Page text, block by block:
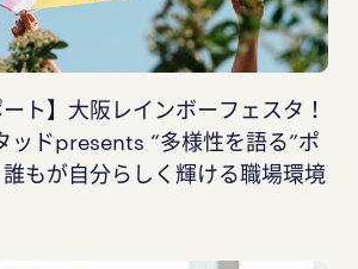
ート】大阪レインボーフェスタ！
ッドpresents “多様性を語る”ポ
もが自分らしく輝ける職場環境